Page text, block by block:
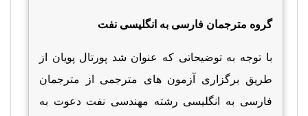
گروه مترجمان فارسی به انگلیسی نفت
با توجه به توضیحاتی که عنوان شد پورتال پویان از
طریق برگزاری آزمون های مترجمی از مترجمان
فارسی به انگلیسی رشته مهندسی نفت دعوت به